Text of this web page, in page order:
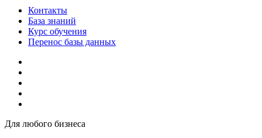
Контакты
База знаний
Курс обучения
Перенос базы данных
Для любого бизнеса